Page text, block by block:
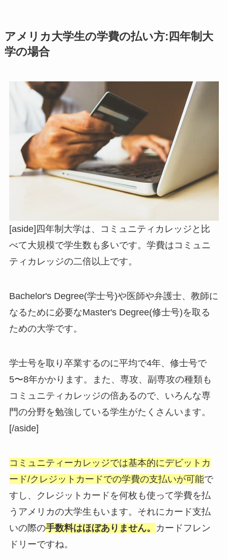
アメリカ大学生の学費の払い方:四年制大
学の場合
[aside]四年制大学は、コミュニティカレッジと比
べて大規模で学生数も多いです。学費はコミュニ
ティカレッジの二倍以上です。
Bachelor's Degree(学士号)や医師や弁護士、教師に
なるために必要なMaster's Degree(修士号)を取る
ための大学です。
学士号を取り卒業するのに平均で4年、修士号で
5〜8年かかります。また、専攻、副専攻の種類も
コミュニティカレッジの倍あるので、いろんな専
門の分野を勉強している学生がたくさんいます。
[/aside]
コミュニティーカレッジでは基本的にデビットカ
ード/クレジットカードでの学費の支払いが可能で
すし、クレジットカードを何枚も使って学費を払
うアメリカの大学生もいます。それにカード支払
いの際の手数料はほぼありません。
カードフレン
ドリーですね。